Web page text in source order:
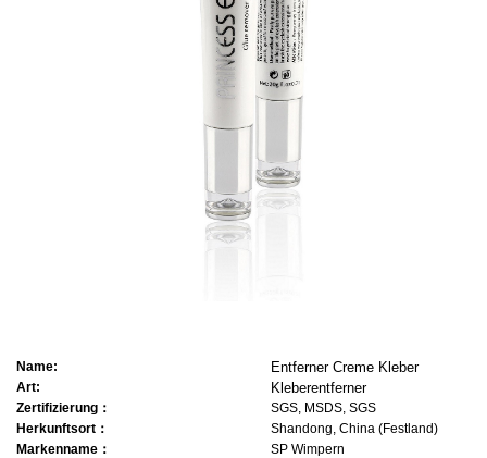
Name: Entferner Creme Kleber
Art: Kleberentferner
Zertifizierung ：
SGS, MSDS, SGS
Herkunftsort ：
Shandong, China (Festland)
Markenname ：
SP Wimpern